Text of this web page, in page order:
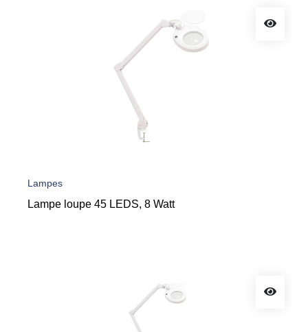
Lampes
Lampe loupe 45 LEDS, 8 Watt